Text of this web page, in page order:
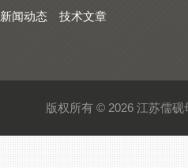
新闻动态 技术文章
版权所有 © 2026 江苏儒